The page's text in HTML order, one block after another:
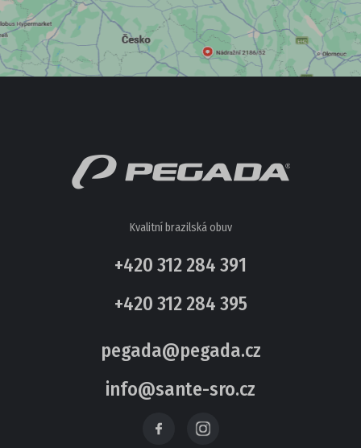
KOTNÍKOVÁ OBUV
TREKOVÉ
NOVINKY
Kvalitní brazilská obuv
+420 312 284 391
+420 312 284 395
pegada@pegada.cz
info@sante-sro.cz